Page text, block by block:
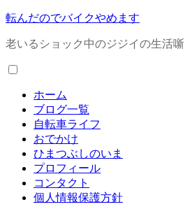
転んだのでバイクやめます
老いるショック中のジジイの生活噺
ホーム
ブログ一覧
自転車ライフ
おでかけ
ひまつぶしのいま
プロフィール
コンタクト
個人情報保護方針